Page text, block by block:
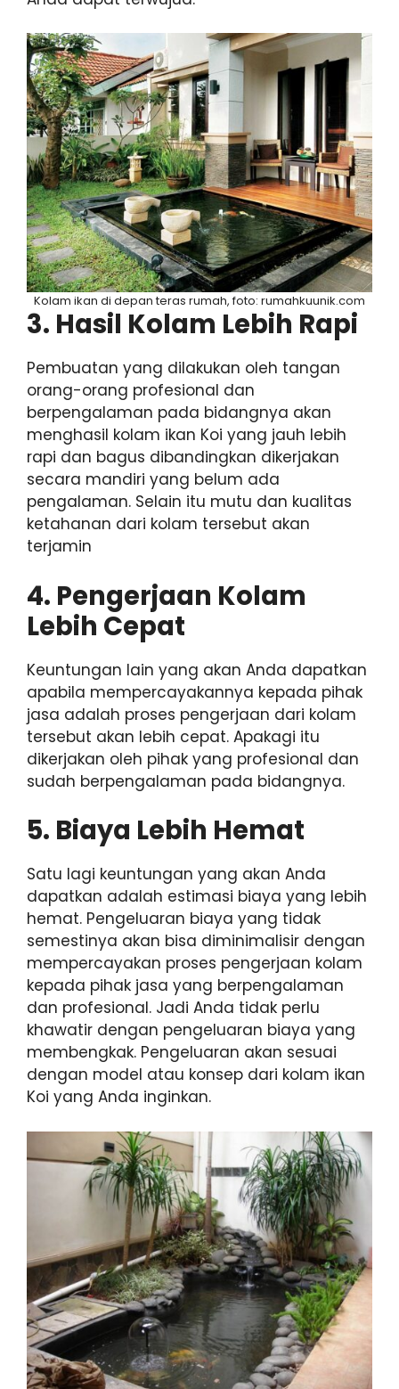
Kolam ikan di depan teras rumah, foto: rumahkuunik.com
3. Hasil Kolam Lebih Rapi
Pembuatan yang dilakukan oleh tangan
orang-orang profesional dan
berpengalaman pada bidangnya akan
menghasil kolam ikan Koi yang jauh lebih
rapi dan bagus dibandingkan dikerjakan
secara mandiri yang belum ada
pengalaman. Selain itu mutu dan kualitas
ketahanan dari kolam tersebut akan
terjamin
4. Pengerjaan Kolam
Lebih Cepat
Keuntungan lain yang akan Anda dapatkan
apabila mempercayakannya kepada pihak
jasa adalah proses pengerjaan dari kolam
tersebut akan lebih cepat. Apakagi itu
dikerjakan oleh pihak yang profesional dan
sudah berpengalaman pada bidangnya.
5. Biaya Lebih Hemat
Satu lagi keuntungan yang akan Anda
dapatkan adalah estimasi biaya yang lebih
hemat. Pengeluaran biaya yang tidak
semestinya akan bisa diminimalisir dengan
mempercayakan proses pengerjaan kolam
kepada pihak jasa yang berpengalaman
dan profesional. Jadi Anda tidak perlu
khawatir dengan pengeluaran biaya yang
membengkak. Pengeluaran akan sesuai
dengan model atau konsep dari kolam ikan
Koi yang Anda inginkan.